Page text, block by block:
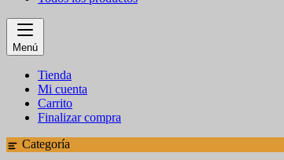
Menú
Tienda
Mi cuenta
Carrito
Finalizar compra
Categoría